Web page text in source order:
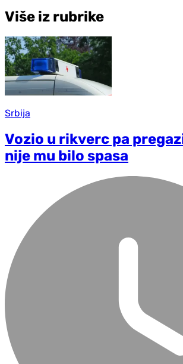
Više iz rubrike
Srbija
Vozio u rikverc pa
nije mu bilo spasa